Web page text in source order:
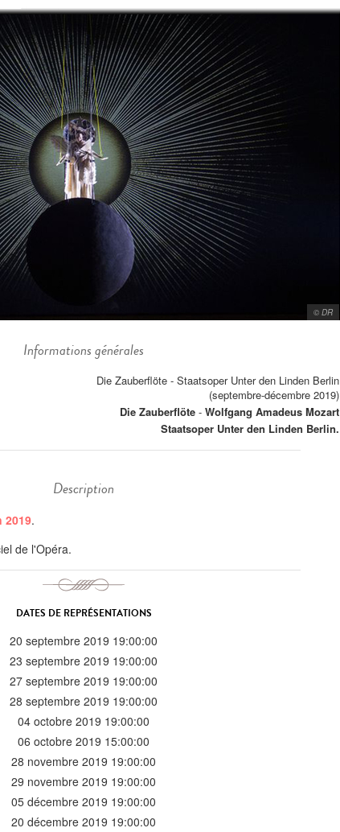
© DR
Informations générales
Die Zauberflöte - Staatsoper Unter den Linden Berlin
(septembre-décembre 2019)
Die Zauberflöte - Wolfgang Amadeus Mozart
Staatsoper Unter den Linden Berlin.
Description
2019.
de l'Opéra.
DATES DE REPRÉSENTATIONS
20 septembre 2019 19:00:00
23 septembre 2019 19:00:00
27 septembre 2019 19:00:00
28 septembre 2019 19:00:00
04 octobre 2019 19:00:00
06 octobre 2019 15:00:00
28 novembre 2019 19:00:00
29 novembre 2019 19:00:00
05 décembre 2019 19:00:00
20 décembre 2019 19:00:00